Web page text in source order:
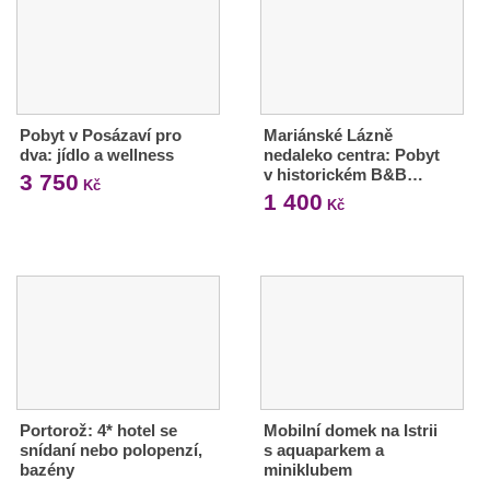
Pobyt v Posázaví pro
dva: jídlo a wellness
3 750 Kč
Mariánské Lázně
nedaleko centra: Pobyt
v historickém B&B…
1 400 Kč
Portorož: 4* hotel se
snídaní nebo polopenzí,
bazény
Mobilní domek na Istrii
s aquaparkem a
miniklubem